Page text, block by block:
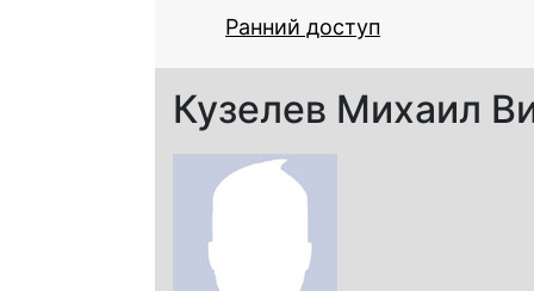
Ранний доступ
Кузелев Михаил